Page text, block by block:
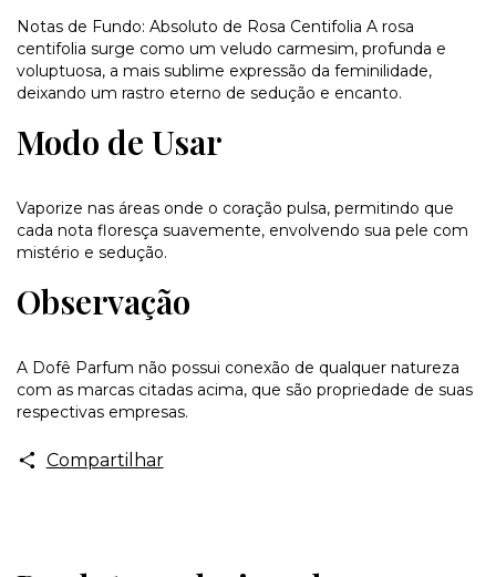
Notas de Fundo: Absoluto de Rosa Centifolia A rosa
centifolia surge como um veludo carmesim, profunda e
voluptuosa, a mais sublime expressão da feminilidade,
deixando um rastro eterno de sedução e encanto.
Modo de Usar
Vaporize nas áreas onde o coração pulsa, permitindo que
cada nota floresça suavemente, envolvendo sua pele com
mistério e sedução.
Observação
A Dofê Parfum não possui conexão de qualquer natureza
com as marcas citadas acima, que são propriedade de suas
respectivas empresas.
Compartilhar